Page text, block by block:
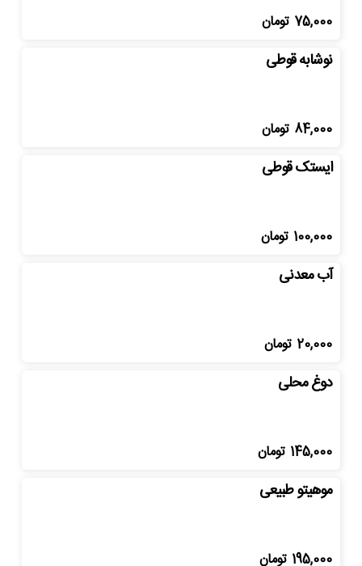
75,000 تومان
نوشابه قوطی
84,000 تومان
ایستک قوطی
100,000 تومان
آب معدنی
20,000 تومان
دوغ محلی
145,000 تومان
موهیتو طبیعی
195,000 تومان